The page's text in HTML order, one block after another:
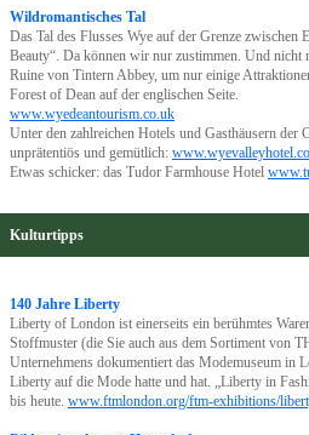
Wildromantisches Tal
Das Tal des Flusses Wye auf der Grenze
Beauty“. Da können wir nur zustimmen. Und
Ruine von Tintern Abbey, um nur einige
Forest of Dean auf der englischen Seite.
www.wyedeantourism.co.uk
Unter den zahlreichen Hotels und Gasthäusern
unprätentiös und gemütlich:
Etwas schicker: das Tudor Farmhouse Hotel
Kulturtipps
140 Jahre Liberty
Liberty of London ist einerseits ein berühmtes
Stoffmuster (die Sie auch aus dem Sortiment von
Unternehmens dokumentiert das Modemuseum in
Liberty auf die Mode hatte und hat. „Liberty in
bis heute. www.ftmlondon.org/ftm-exhibitions/